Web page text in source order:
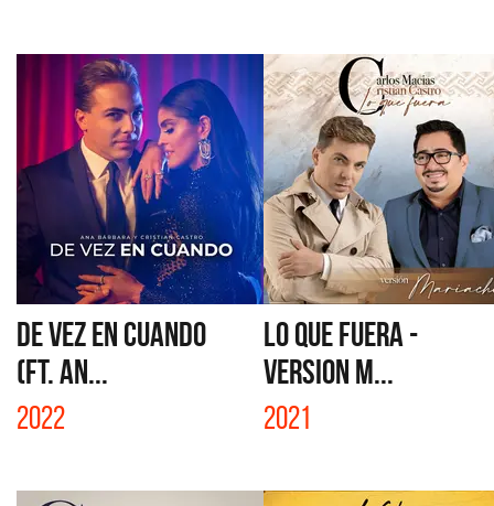
DE VEZ EN CUANDO
(FT. AN...
2022
LO QUE FUERA -
VERSION M...
2021